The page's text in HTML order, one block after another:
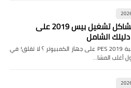
حل جميع مشاكل تشغيل بيس 2019 على
الشامل
هل تواجه مشاكل في تشغيل لعبة PES 2019 على جهاز الكمبيوتر ؟ لا تقلق! في
أغلب المشا…